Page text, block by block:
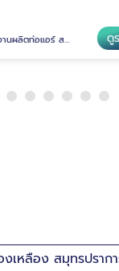
สมุทรปราการ ดูราย
เหลือง สมุทรปราก